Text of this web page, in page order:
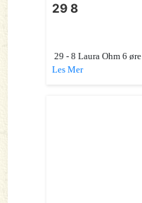
29 8
29 - 8 Laura Ohm 6 øre
Les Mer